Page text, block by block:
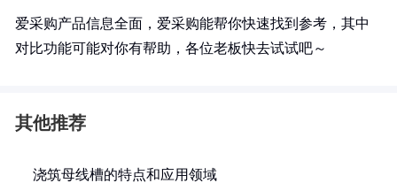
爱采购产品信息全面，爱采购能帮你快速找到参考，其中
对比功能可能对你有帮助，各位老板快去试试吧～
其他推荐
浇筑母线槽的特点和应用领域